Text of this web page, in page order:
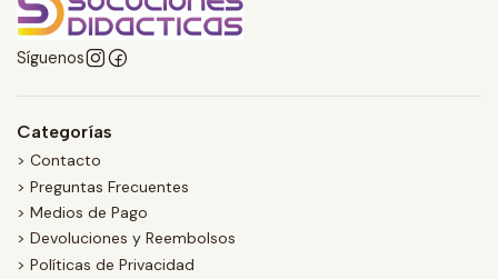
Síguenos
Categorías
> Contacto
> Preguntas Frecuentes
> Medios de Pago
> Devoluciones y Reembolsos
> Políticas de Privacidad